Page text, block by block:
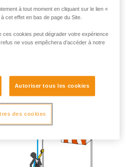
étudiées dans le plan de
une analyse des risques
être réalisée.
à tout moment en cliquant sur le lien «
cet effet en bas de page du Site.
ces cookies peut dégrader votre expérience
ne vous empêchera d’accéder à notre
Autoriser tous les cookies
des cookies